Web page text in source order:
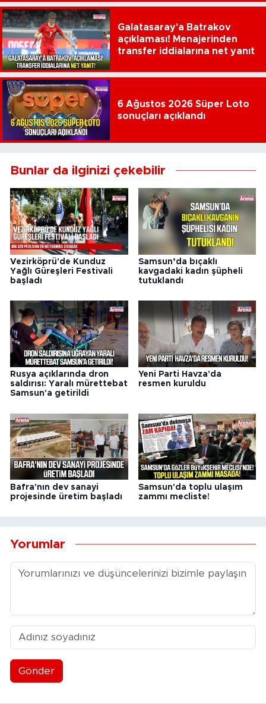
Galatasaray'a Batrakov
açıklaması! Menajerinden
transfer iddialarına net yanıt
6 Ağustos 2026 Süper Loto
sonuçları açıklandı
Bunlar da ilginizi çekebilir
Vezirköprü'de Kunduz
Yağlı Güreşleri Festivali
başladı
Samsun’da bıçaklı
kavgadaki kadın şüpheli
tutuklandı
Rusya açıklarında dron
saldırısı: Yaralı mürettebat
Samsun'a getirildi
Yeni Parti Havza'da
resmen kuruldu
Bafra'nın dev sanayi
projesinde üretim başladı
Samsun'da toplu ulaşım
zammı mecliste!
Yorumlar
Gönder